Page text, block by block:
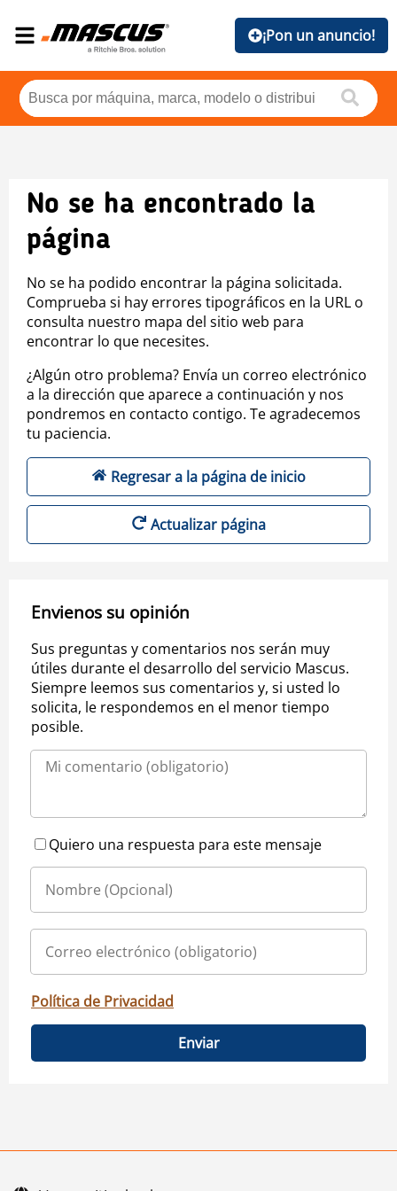
¡Pon un anuncio!
No se ha encontrado la
página
No se ha podido encontrar la página solicitada.
Comprueba si hay errores tipográficos en la URL o
consulta nuestro mapa del sitio web para
encontrar lo que necesites.
¿Algún otro problema? Envía un correo electrónico
a la dirección que aparece a continuación y nos
pondremos en contacto contigo. Te agradecemos
tu paciencia.
Regresar a la página de inicio
Actualizar página
Envienos su opinión
Sus preguntas y comentarios nos serán muy
útiles durante el desarrollo del servicio Mascus.
Siempre leemos sus comentarios y, si usted lo
solicita, le respondemos en el menor tiempo
posible.
Quiero una respuesta para este mensaje
Política de Privacidad
Enviar